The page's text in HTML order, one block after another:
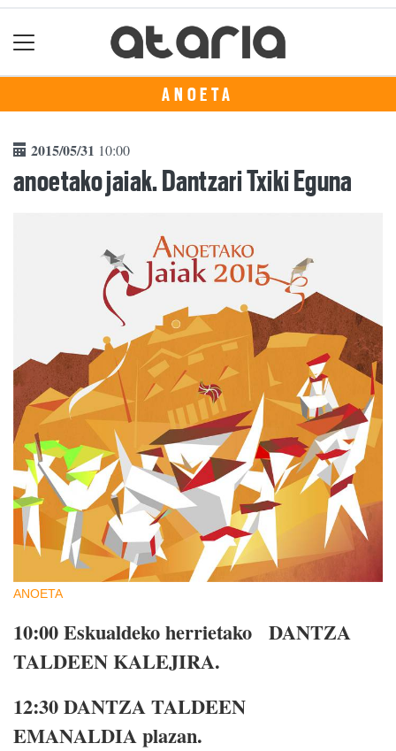
ANOETA
2015/05/31 10:00
anoetako jaiak. Dantzari Txiki Eguna
ANOETA
10:00Eskualdeko herrietako DANTZA
TALDEEN KALEJIRA.
12:30DANTZA TALDEEN
EMANALDIA plazan.